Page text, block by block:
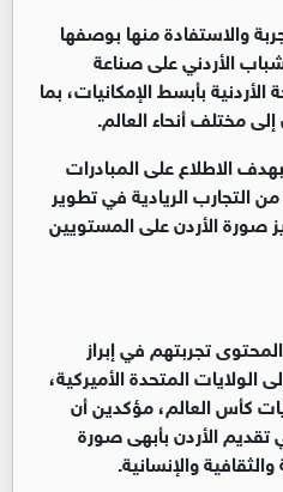
والاستفادة منها بوصفها
الأردني على صناعة
بأبسط الإمكانيات، بما
مختلف أنحاء العالم.
بهدف الاطلاع على المبادرات
التجارب الريادية في تطوير
صورة الأردن على المستويين
تجربتهم في إبراز
الولايات المتحدة الأميركية،
كأس العالم، مؤكدين أن
الأردن بأبهى صورة
والإنسانية.